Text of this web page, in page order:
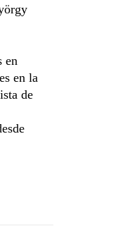
en
en la
de